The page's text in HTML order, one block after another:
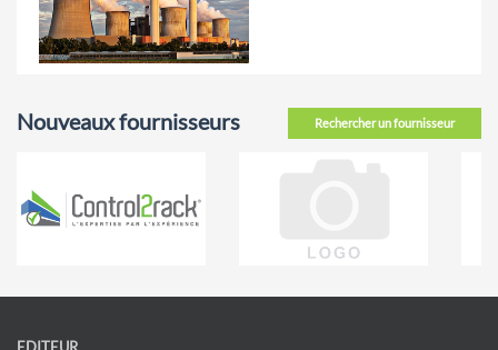
Rechercher un fournisseur
Nouveaux fournisseurs
EDITEUR